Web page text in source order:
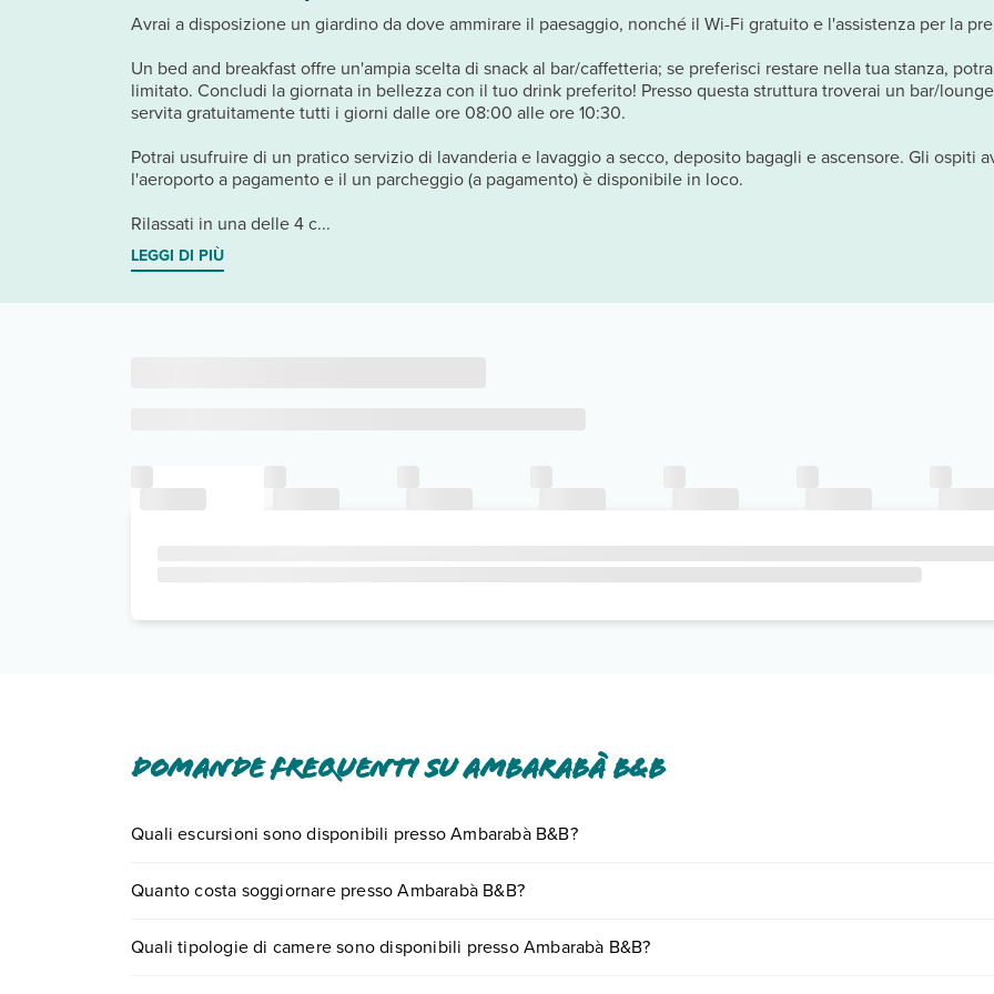
Avrai a disposizione un giardino da dove ammirare il paesaggio, nonché il Wi-Fi gratuito e l'assistenza per la
Un bed and breakfast offre un'ampia scelta di snack al bar/caffetteria; se preferisci restare nella tua stanza,
limitato. Concludi la giornata in bellezza con il tuo drink preferito! Presso questa struttura troverai un bar/
servita gratuitamente tutti i giorni dalle ore 08:00 alle ore 10:30.
Potrai usufruire di un pratico servizio di lavanderia e lavaggio a secco, deposito bagagli e ascensore. Gli ospiti
l'aeroporto a pagamento e il un parcheggio (a pagamento) è disponibile in loco.
Rilassati in una delle 4 c...
LEGGI DI PIÙ
Domande frequenti su Ambarabà B&B
Quali escursioni sono disponibili presso Ambarabà B&B?
0721.17231 oprenotando un appuntamento.
Quanto costa soggiornare presso Ambarabà B&B?
quando partire.
Quali tipologie di camere sono disponibili presso Ambarabà B&B?